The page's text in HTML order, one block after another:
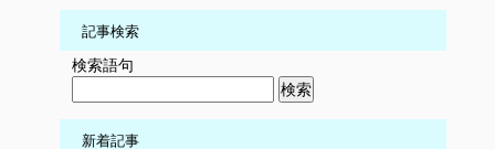
記事検索
検索語句
新着記事